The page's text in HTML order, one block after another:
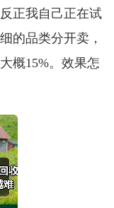
正我自己正在试
的品类分开卖，
概15%。效果怎